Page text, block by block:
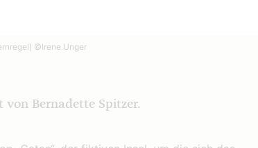
©Irene Unger
Bernadette Spitzer.